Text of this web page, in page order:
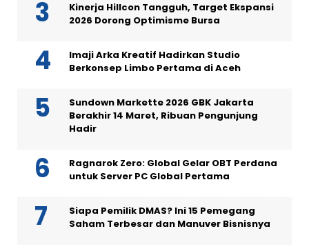
Kinerja Hillcon Tangguh, Target Ekspansi
2026 Dorong Optimisme Bursa
Imaji Arka Kreatif Hadirkan Studio
Berkonsep Limbo Pertama di Aceh
Sundown Markette 2026 GBK Jakarta
Berakhir 14 Maret, Ribuan Pengunjung
Hadir
Ragnarok Zero: Global Gelar OBT Perdana
untuk Server PC Global Pertama
Siapa Pemilik DMAS? Ini 15 Pemegang
Saham Terbesar dan Manuver Bisnisnya